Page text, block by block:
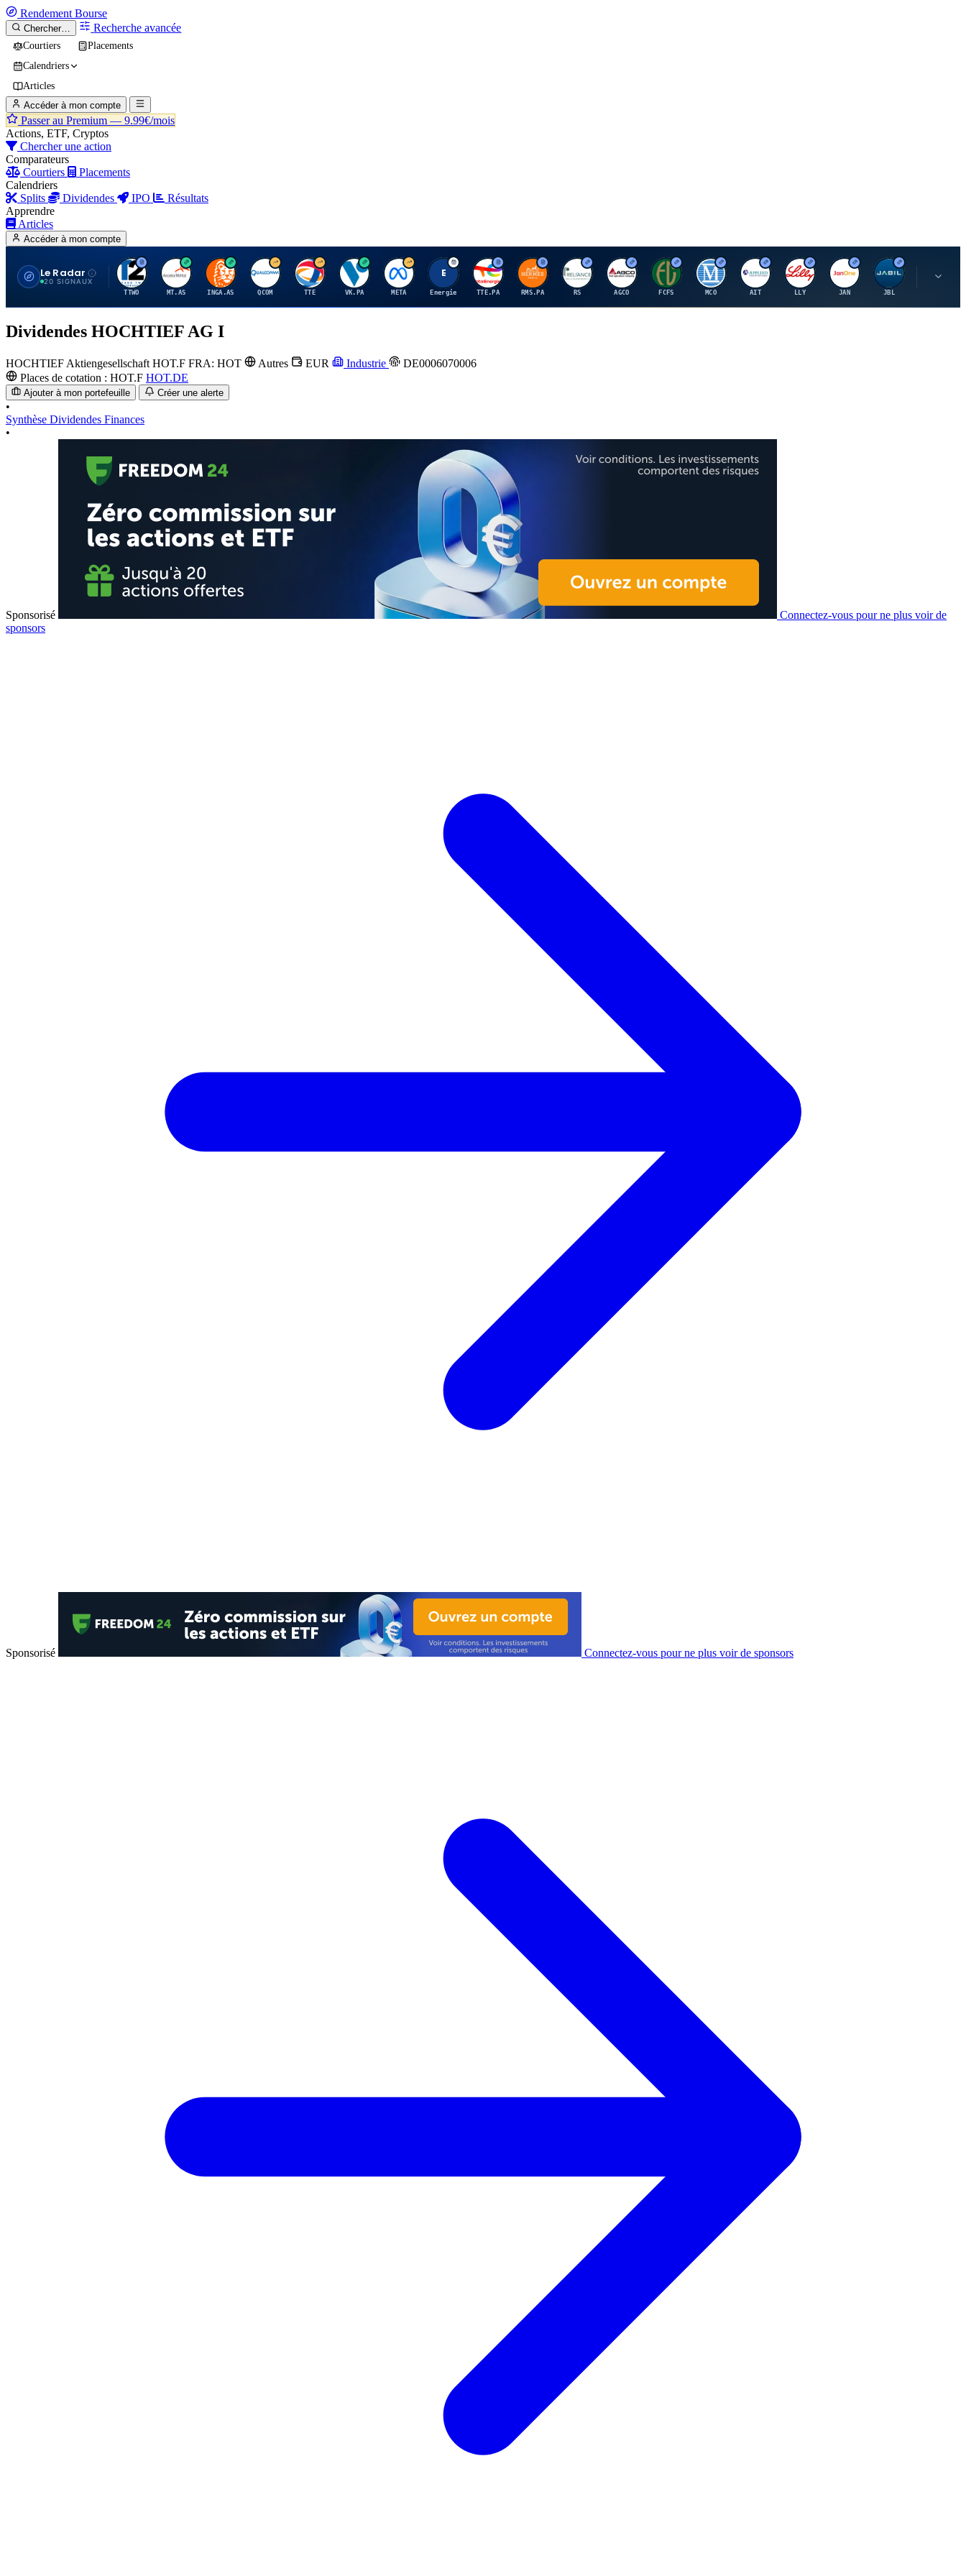
Rendement Bourse
Chercher… Recherche avancée
Courtiers
Placements
Calendriers
Articles
Accéder à mon compte
Passer au Premium — 9.99€/mois
Actions, ETF, Cryptos
Chercher une action
Comparateurs
Courtiers
Placements
Calendriers
Splits
Dividendes IPO
Résultats
Apprendre
Articles
Accéder à mon compte
Le Radar
20 SIGNAUX
T
TTWO
A
MT.AS
I
INGA.AS
Q
QCOM
T
TTE
V
VK.PA
M
META
E
Energie
T
TTE.PA
H
RMS.PA
R
RS
A
AGCO
F
FCFS
M
MCO
A
AIT
E
LLY
J
JAN
J
JBL
P
Dividendes HOCHTIEF AG I
HOCHTIEF Aktiengesellschaft HOT.F FRA: HOT Autres EUR Industrie
DE0006070006
Places de cotation : HOT.F HOT.DE
Ajouter à mon portefeuille Créer une alerte
•
Synthèse Dividendes Finances
•
Sponsorisé
Connectez-vous pour ne plus voir de
sponsors
Sponsorisé Connectez-vous pour ne plus voir de sponsors